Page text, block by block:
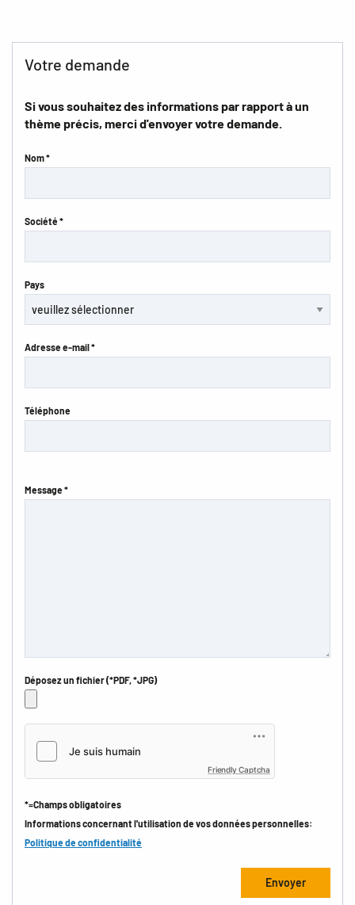
Votre demande
Si vous souhaitez des informations par rapport à un
thème précis, merci d'envoyer votre demande.
Nom *
Société *
Pays
Adresse e-mail *
Téléphone
Message *
Déposez un fichier (*PDF, *JPG)
Friendly Captcha
*=Champs obligatoires
Informations concernant l'utilisation de vos données personnelles:
Politique de confidentialité